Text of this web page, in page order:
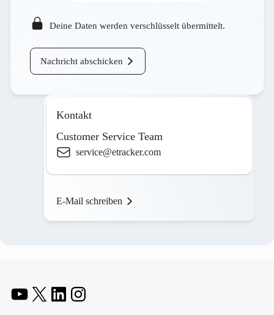
Deine Daten werden verschlüsselt übermittelt.
Nachricht abschicken
Kontakt
Customer Service Team
service@etracker.com
E-Mail schreiben